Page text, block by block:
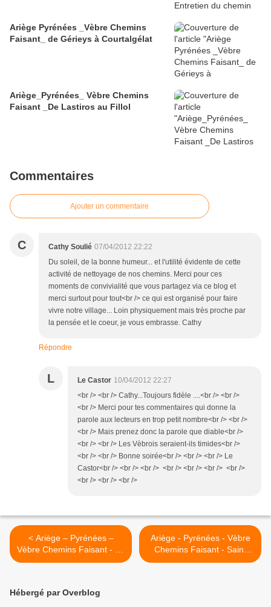
Ariège Pyrénées _Vèbre Chemins
Faisant_ de Gérieys à Courtalgélat
Ariège_Pyrénées_ Vèbre Chemins
Faisant _De Lastiros au Fillol
Commentaires
Ajouter un commentaire
C Cathy Soulié 07/04/2012 22:22
Du soleil, de la bonne humeur... et l'utilité évidente de cette
activité de nettoyage de nos chemins. Merci pour ces
moments de convivialité que vous partagez via ce blog et
merci surtout pour tout<br /> ce qui est organisé pour faire
vivre notre village... Loin physiquement mais très proche par
la pensée et le coeur, je vous embrasse. Cathy
Répondre
L Le Castor 10/04/2012 22:27
<br /> <br /> Cathy...Toujours fidèle ....<br /> <br />
<br /> Merci pour tes commentaires qui donne la
parole aux lecteurs en trop petit nombre<br /> <br />
<br /> Mais prenez donc la parole que diable<br />
<br /> <br /> Les Vèbrois seraient-ils timides<br />
<br /> <br /> Bonne soirée<br /> <br /> <br /> Le
Castor<br /> <br /> <br /> <br /> <br /> <br /> <br />
<br /> <br /> <br />
< Ariège – Pyrénées –
Vèbre Chemins Faisant - La
tradition de la Gnôle en
Ariège - Pyrénées - Vèbre
Chemins Faisant - Saint
Jacques de Compostelle >
Hébergé par Overblog